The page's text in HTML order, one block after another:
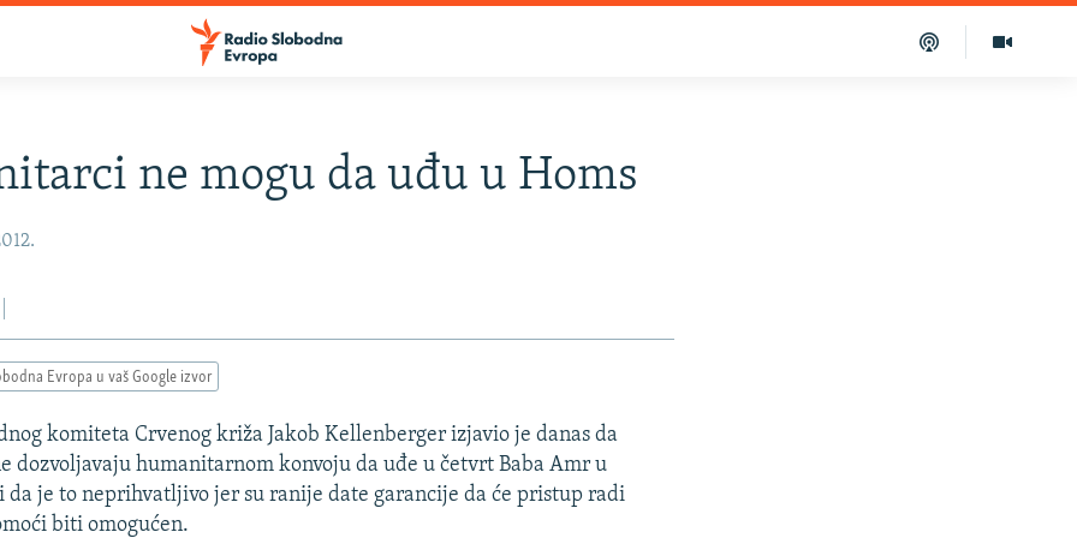
ne mogu da uđu u Homs
Evropa u vaš Google izvor
komiteta Crvenog križa Jakob Kellenberger izjavio je danas da
dozvoljavaju humanitarnom konvoju da uđe u četvrt Baba Amr u
da je to neprihvatljivo jer su ranije date garancije da će pristup radi
biti omogućen.